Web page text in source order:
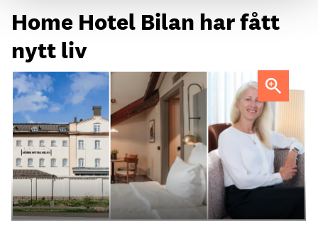
Home Hotel Bilan har fått
nytt liv
Anna Sundenhammar, General Manager på Home Hotel
Bilan.